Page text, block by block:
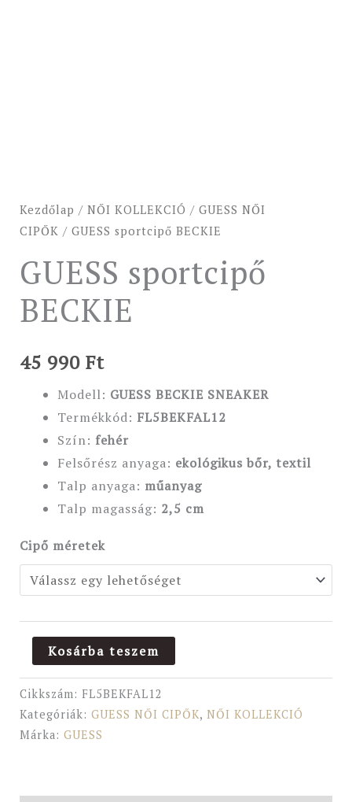
Kezdőlap / NŐI KOLLEKCIÓ / GUESS NŐI
CIPŐK / GUESS sportcipő BECKIE
GUESS sportcipő
BECKIE
45 990 Ft
Modell: GUESS BECKIE SNEAKER
Termékkód: FL5BEKFAL12
Szín: fehér
Felsőrész anyaga: ekológikus bőr, textil
Talp anyaga: műanyag
Talp magasság: 2,5 cm
Cipő méretek
Kosárba teszem
Cikkszám: FL5BEKFAL12
Kategóriák: GUESS NŐI CIPŐK, NŐI KOLLEKCIÓ
Márka: GUESS